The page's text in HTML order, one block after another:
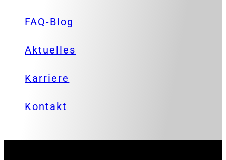
FAQ-Blog
Aktuelles
Karriere
Kontakt